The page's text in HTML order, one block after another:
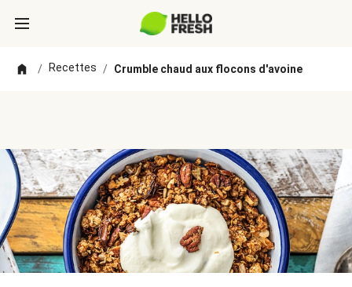
/ Recettes / Crumble chaud aux flocons d'avoine